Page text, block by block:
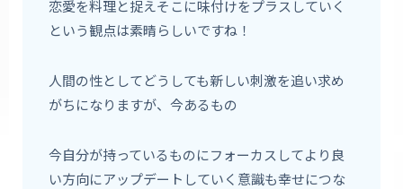
恋愛を料理と捉えそこに味付けをプラスしていく
という観点は素晴らしいですね！
人間の性としてどうしても新しい刺激を追い求め
がちになりますが、今あるもの
今自分が持っているものにフォーカスしてより良
い方向にアップデートしていく意識も幸せにつな